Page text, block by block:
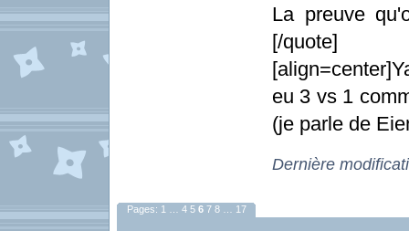
La preuve
[/quote]
eu 3 vs 1
(je parle de
Dernière
Pages: 1 4 5 6 7 8… 17